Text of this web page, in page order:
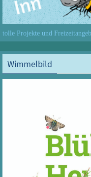
tolle Projekte und
Wimmelbild